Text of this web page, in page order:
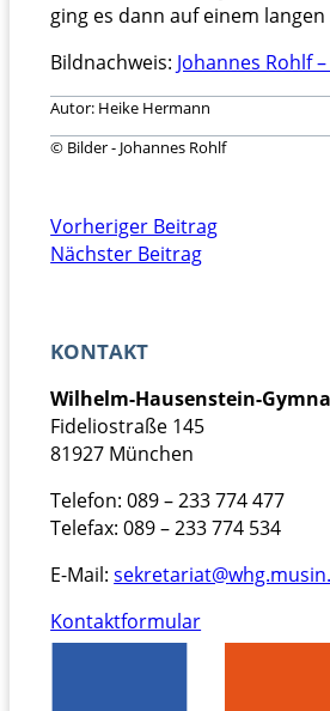
ging es dann auf einem
Bildnachweis: Johannes Rohlf
Autor: Heike Hermann
© Bilder - Johannes Rohlf
Vorheriger Beitrag
Nächster Beitrag
KONTAKT
Wilhelm-Hausenstein-
Fideliostraße 145
81927 München
Telefon: 089 – 233 774 477
Telefax: 089 – 233 774 534
E-Mail:@tairaterkes
Kontaktformular